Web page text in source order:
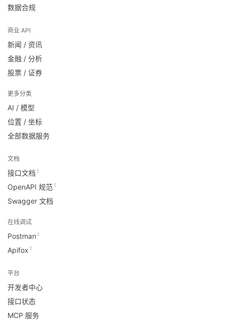
数据合规
商业 API
新闻 / 资讯
金融 / 分析
股票 / 证券
更多分类
AI / 模型
位置 / 坐标
全部数据服务
文档
接口文档
OpenAPI 规范
Swagger 文档
在线调试
Postman
Apifox
平台
开发者中心
接口状态
MCP 服务